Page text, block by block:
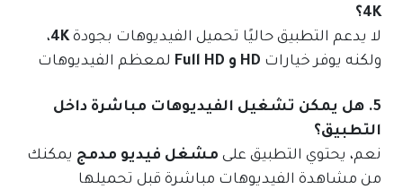
4K؟
لا يدعم التطبيق حاليًا تحميل الفيديوهات بجودة4K،
ولكنه يوفر خيارات HD و Full HD لمعظم الفيديوهات
5. هل يمكن تشغيل الفيديوهات مباشرة داخل
التطبيق؟
نعم، يحتوي التطبيق على مشغل فيديو مدمج يمكنك
من مشاهدة الفيديوهات مباشرة قبل تحميلها